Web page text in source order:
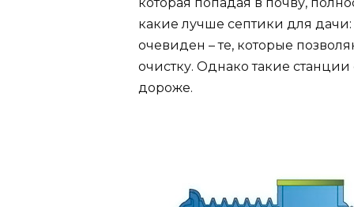
какие лучше септики для
очевиден – те, которые
очистку. Однако такие
дороже.